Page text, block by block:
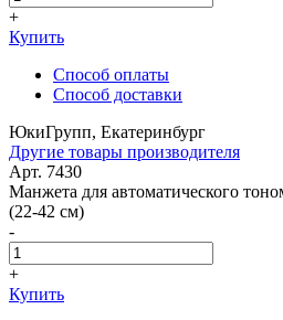
+
Купить
Способ оплаты
Способ доставки
ЮкиГрупп, Екатеринбург
Другие товары производителя
Арт. 7430
Манжета для автоматического
(22-42 см)
-
+
Купить